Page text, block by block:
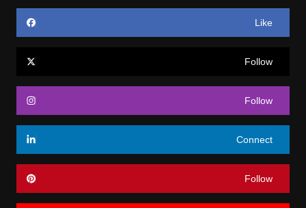
Like
Follow
Follow
Connect
Follow